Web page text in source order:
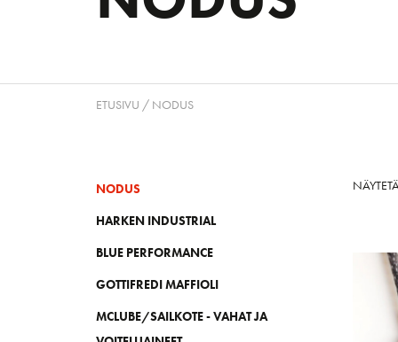
ETUSIVU / NODUS
NODUS
HARKEN INDUSTRIAL
BLUE PERFORMANCE
GOTTIFREDI MAFFIOLI
MCLUBE/SAILKOTE - VAHAT JA